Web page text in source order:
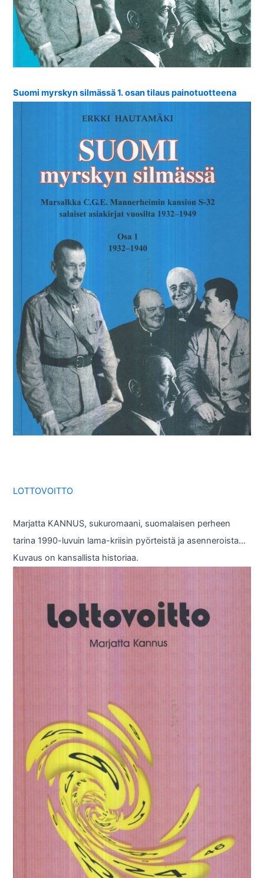
Suomi myrskyn silmässä 1. osan tilaus painotuotteena
LOTTOVOITTO
Marjatta KANNUS, sukuromaani, suomalaisen perheen
tarina 1990-luvuin lama-kriisin pyörteistä ja asenneroista…
Kuvaus on kansallista historiaa.